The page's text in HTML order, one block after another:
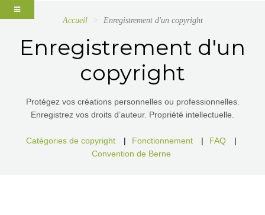
Accueil Enregistrement d'un copyright
Enregistrement d'un
copyright
Protégez vos créations personnelles ou professionnelles.
Enregistrez vos droits d’auteur. Propriété intellectuelle.
Catégories de copyright | Fonctionnement | FAQ
|
Convention de Berne